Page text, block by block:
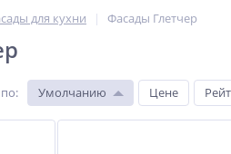
для кухни Фасады Глетчер
: Умолчанию Цене